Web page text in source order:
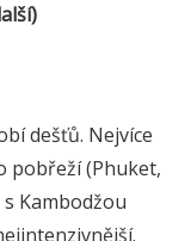
dešťů. Nejvíce
pobřeží (Phuket,
Kambodžou